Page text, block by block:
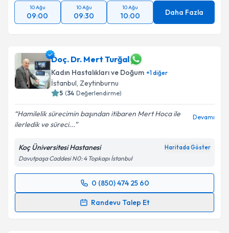
10 Ağu
09:00
10 Ağu
09:30
10 Ağu
10:00 Daha Fazla
Doç. Dr. Mert Turğal
Kadın Hastalıkları ve Doğum +1diğer
İstanbul, Zeytinburnu
5 (34 Değerlendirme)
Hamilelik sürecimin başından itibaren Mert Hoca ile
ilerledik ve süreci...
Devamı
Koç Üniversitesi Hastanesi Haritada Göster
Davutpaşa Caddesi N0: 4 Topkapı İstanbul
0 (850) 474 25 60
Randevu Talep Et
Randevu Takvimi Talebi